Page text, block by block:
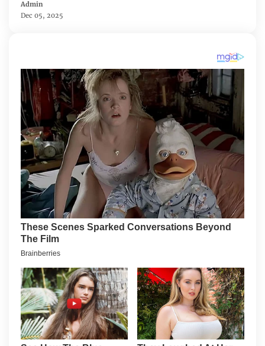
Admin
Dec 05, 2025